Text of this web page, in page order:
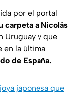
por el portal
carpeta a Nicolás
Uruguay y que
en la última
de España.
japonesa que